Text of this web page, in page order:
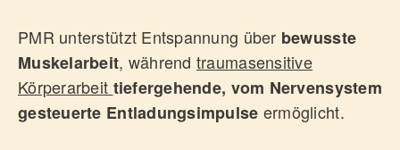
PMR unterstützt Entspannung über bewusste
Muskelarbeit, während traumasensitive
Körperarbeit tiefergehende, vom Nervensystem
gesteuerte Entladungsimpulse ermöglicht.